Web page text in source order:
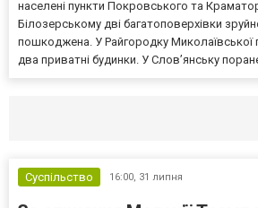
населені пункти Покровського та
Білозерському дві багатоповерхівки
пошкоджена. У Райгородку Миколаївської
два приватні будинки. У Слов’янську
Суспільство 16:00, 31 липня